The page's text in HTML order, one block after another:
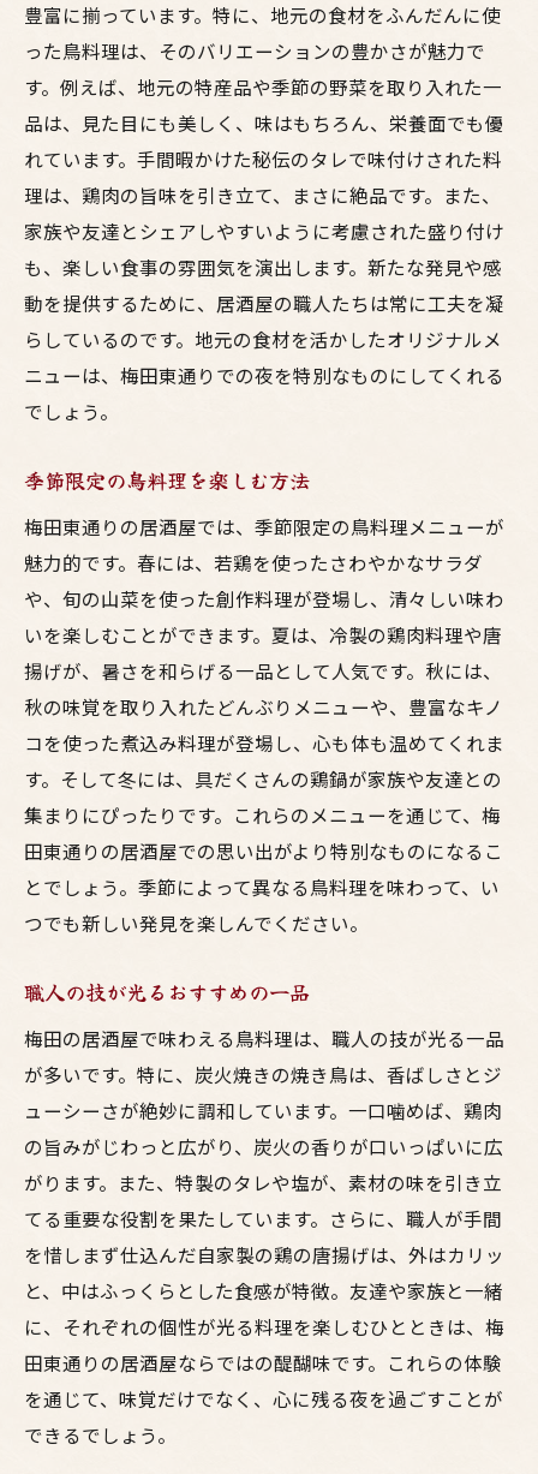
隠れ家的な雰囲気の楽しみ方
特別な日のためのおすすめ店舗
地元の日本酒と鳥料理の意外な組み合わせを楽
しむ
意外性のあるペアリングの魅力
鳥料理と相性抜群の日本酒
地元の酒蔵とコラボした特別メニュー
日本酒初心者におすすめの組み合わせ
プロのアドバイスを受けるテイスティング
料理との相乗効果を楽しむためのテクニッ
スタッフの接客がもたらす心地よさ
常連客との交流が生む温かさ
季節感を感じる居酒屋デザイン
地域文化を反映した居酒屋の魅力
心に残る居酒屋でのひととき
豊富に揃っています。特に、地元の食材をふんだんに使
った鳥料理は、そのバリエーションの豊かさが魅力で
す。例えば、地元の特産品や季節の野菜を取り入れた一
品は、見た目にも美しく、味はもちろん、栄養面でも優
れています。手間暇かけた秘伝のタレで味付けされた料
理は、鶏肉の旨味を引き立て、まさに絶品です。また、
家族や友達とシェアしやすいように考慮された盛り付け
も、楽しい食事の雰囲気を演出します。新たな発見や感
動を提供するために、居酒屋の職人たちは常に工夫を凝
らしているのです。地元の食材を活かしたオリジナルメ
ニューは、梅田東通りでの夜を特別なものにしてくれる
でしょう。
季節限定の鳥料理を楽しむ方法
梅田東通りの居酒屋では、季節限定の鳥料理メニューが
魅力的です。春には、若鶏を使ったさわやかなサラダ
や、旬の山菜を使った創作料理が登場し、清々しい味わ
いを楽しむことができます。夏は、冷製の鶏肉料理や唐
揚げが、暑さを和らげる一品として人気です。秋には、
秋の味覚を取り入れたどんぶりメニューや、豊富なキノ
コを使った煮込み料理が登場し、心も体も温めてくれま
す。そして冬には、具だくさんの鶏鍋が家族や友達との
集まりにぴったりです。これらのメニューを通じて、梅
田東通りの居酒屋での思い出がより特別なものになるこ
とでしょう。季節によって異なる鳥料理を味わって、い
つでも新しい発見を楽しんでください。
職人の技が光るおすすめの一品
梅田の居酒屋で味わえる鳥料理は、職人の技が光る一品
が多いです。特に、炭火焼きの焼き鳥は、香ばしさとジ
ューシーさが絶妙に調和しています。一口噛めば、鶏肉
の旨みがじわっと広がり、炭火の香りが口いっぱいに広
がります。また、特製のタレや塩が、素材の味を引き立
てる重要な役割を果たしています。さらに、職人が手間
を惜しまず仕込んだ自家製の鶏の唐揚げは、外はカリッ
と、中はふっくらとした食感が特徴。友達や家族と一緒
に、それぞれの個性が光る料理を楽しむひとときは、梅
田東通りの居酒屋ならではの醍醐味です。これらの体験
を通じて、味覚だけでなく、心に残る夜を過ごすことが
できるでしょう。